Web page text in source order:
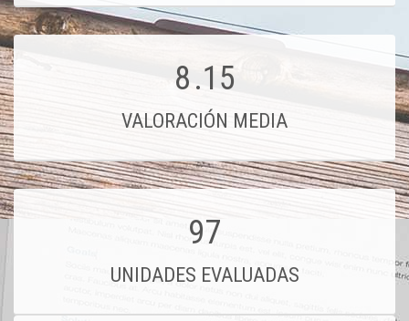
8.15
VALORACIÓN MEDIA
97
UNIDADES EVALUADAS